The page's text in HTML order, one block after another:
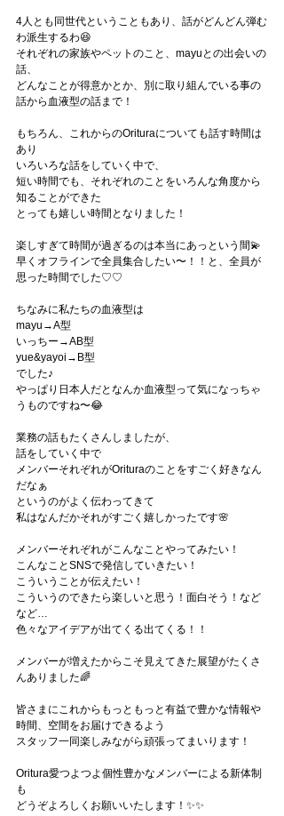
4人とも同世代ということもあり、話がどんどん弾む
わ派生するわ😆
それぞれの家族やペットのこと、mayuとの出会いの
話、
どんなことが得意かとか、別に取り組んでいる事の
話から血液型の話まで！
もちろん、これからのOrituraについても話す時間は
あり
いろいろな話をしていく中で、
短い時間でも、それぞれのことをいろんな角度から
知ることができた
とっても嬉しい時間となりました！
楽しすぎて時間が過ぎるのは本当にあっという間💫
早くオフラインで全員集合したい〜！！と、全員が
思った時間でした♡♡
ちなみに私たちの血液型は
mayu→A型
いっちー→AB型
yue&yayoi→B型
でした♪
やっぱり日本人だとなんか血液型って気になっちゃ
うものですね〜😂
業務の話もたくさんしましたが、
話をしていく中で
メンバーそれぞれがOrituraのことをすごく好きなん
だなぁ
というのがよく伝わってきて
私はなんだかそれがすごく嬉しかったです🌸
メンバーそれぞれがこんなことやってみたい！
こんなことSNSで発信していきたい！
こういうことが伝えたい！
こういうのできたら楽しいと思う！面白そう！など
など…
色々なアイデアが出てくる出てくる！！
メンバーが増えたからこそ見えてきた展望がたくさ
んありました🌈
皆さまにこれからもっともっと有益で豊かな情報や
時間、空間をお届けできるよう
スタッフ一同楽しみながら頑張ってまいります！
Oritura愛つよつよ個性豊かなメンバーによる新体制
も
どうぞよろしくお願いいたします！✨✨